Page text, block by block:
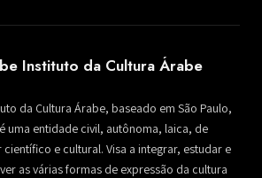
Instituto da Cultura Árabe
da Cultura Árabe, baseado em São Paulo,
uma entidade civil, autônoma, laica, de
científico e cultural. Visa a integrar, estudar e
as várias formas de expressão da cultura